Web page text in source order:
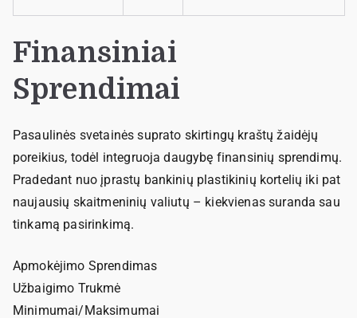
Finansiniai
Sprendimai
Pasaulinės svetainės suprato skirtingų kraštų žaidėjų
poreikius, todėl integruoja daugybę finansinių sprendimų.
Pradedant nuo įprastų bankinių plastikinių kortelių iki pat
naujausių skaitmeninių valiutų – kiekvienas suranda sau
tinkamą pasirinkimą.
Apmokėjimo Sprendimas
Užbaigimo Trukmė
Minimumai/Maksimumai